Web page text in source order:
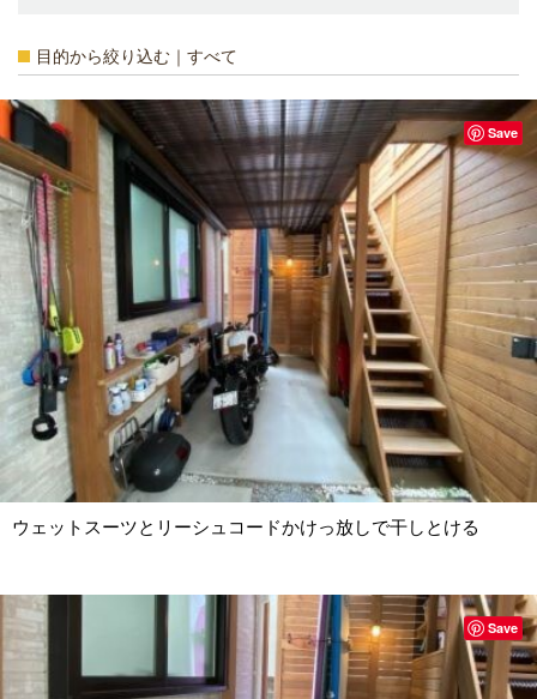
目的から絞り込む｜すべて
ウェットスーツとリーシュコードかけっ放しで干しとける
Save
Save